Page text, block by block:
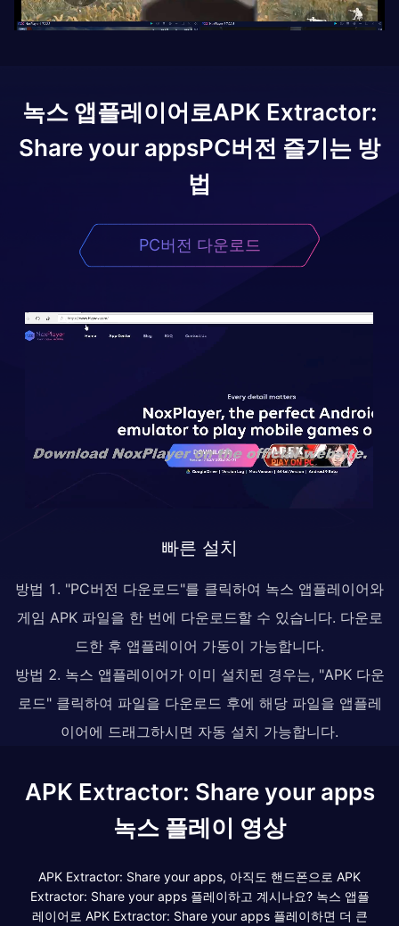
녹스 앱플레이어로APK Extractor:
Share your appsPC버전 즐기는 방
법
PC버전 다운로드
빠른 설치
방법 1. "PC버전 다운로드"를 클릭하여 녹스 앱플레이어와
게임 APK 파일을 한 번에 다운로드할 수 있습니다. 다운로
드한 후 앱플레이어 가동이 가능합니다.
방법 2. 녹스 앱플레이어가 이미 설치된 경우는, "APK 다운
로드" 클릭하여 파일을 다운로드 후에 해당 파일을 앱플레
이어에 드래그하시면 자동 설치 가능합니다.
APK Extractor: Share your apps
녹스 플레이 영상
APK Extractor: Share your apps, 아직도 핸드폰으로 APK
Extractor: Share your apps 플레이하고 계시나요? 녹스 앱플
레이어로 APK Extractor: Share your apps 플레이하면 더 큰